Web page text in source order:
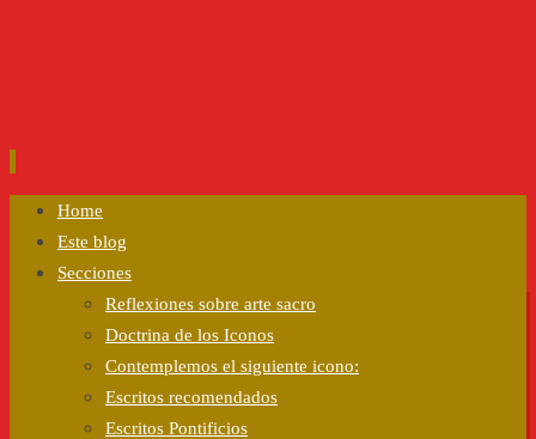
contenido
Home
Este blog
Secciones
Reflexiones sobre arte sacro
Doctrina de los Iconos
Contemplemos el siguiente icono:
Escritos recomendados
Escritos Pontificios